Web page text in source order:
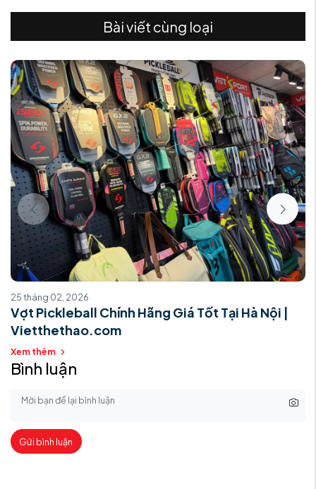
Bài viết cùng loại
25 tháng 02, 2026
Vợt Pickleball Chính Hãng Giá Tốt Tại Hà Nội |
Vietthethao.com
Xem thêm
Bình luận
Gửi bình luận